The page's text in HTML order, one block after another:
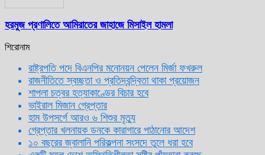
হরমুজ প্রণালিতে আমিরাতের জাহাজে মিসাইল হামলা
শিরোনাম
রাষ্ট্রপতি পদে বিএনপির মনোনয়ন পেলেন মির্জা ফখরুল
রাজনীতিতে স্বচ্ছতা ও প্রতিদ্বন্দ্বিতা থাকা প্রয়োজন
শাপলা চত্বর হত্যাকাণ্ডের বিচার হবে
ভাইরাল মিজান গ্রেপ্তার
হাম উপসর্গে আরও ৬ শিশুর মৃত্যু
গ্রেপ্তার খলনায়ক ডনকে কারাগারে পাঠানোর আদেশ
১০ বছরের জ্বালানি পরিকল্পনা সংসদে তুলে ধরা হবে